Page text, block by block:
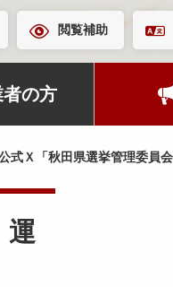
閲覧補助
の方
式Ｘ「秋田県選挙管理委員
運